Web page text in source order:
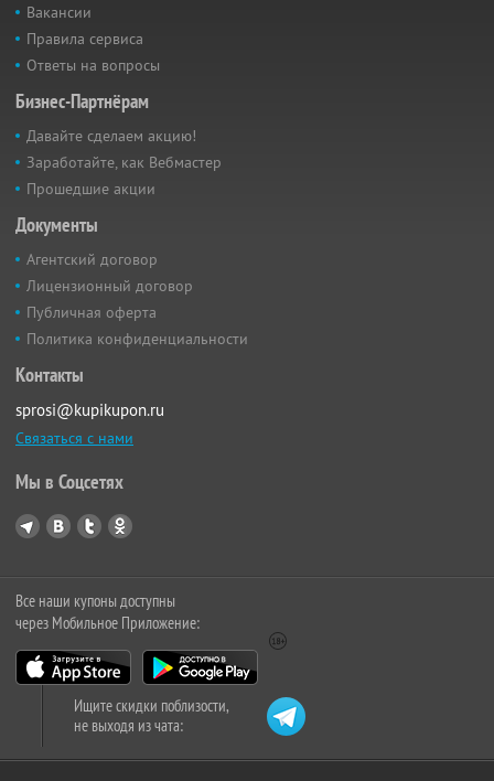
Вакансии
Правила сервиса
Ответы на вопросы
Бизнес-Партнёрам
Давайте сделаем акцию!
Заработайте, как Вебмастер
Прошедшие акции
Документы
Агентский договор
Лицензионный договор
Публичная оферта
Политика конфиденциальности
Контакты
sprosi@kupikupon.ru
Связаться с нами
Мы в Соцсетях
Все наши купоны доступны
через Мобильное Приложение:
Ищите скидки поблизости,
не выходя из чата: